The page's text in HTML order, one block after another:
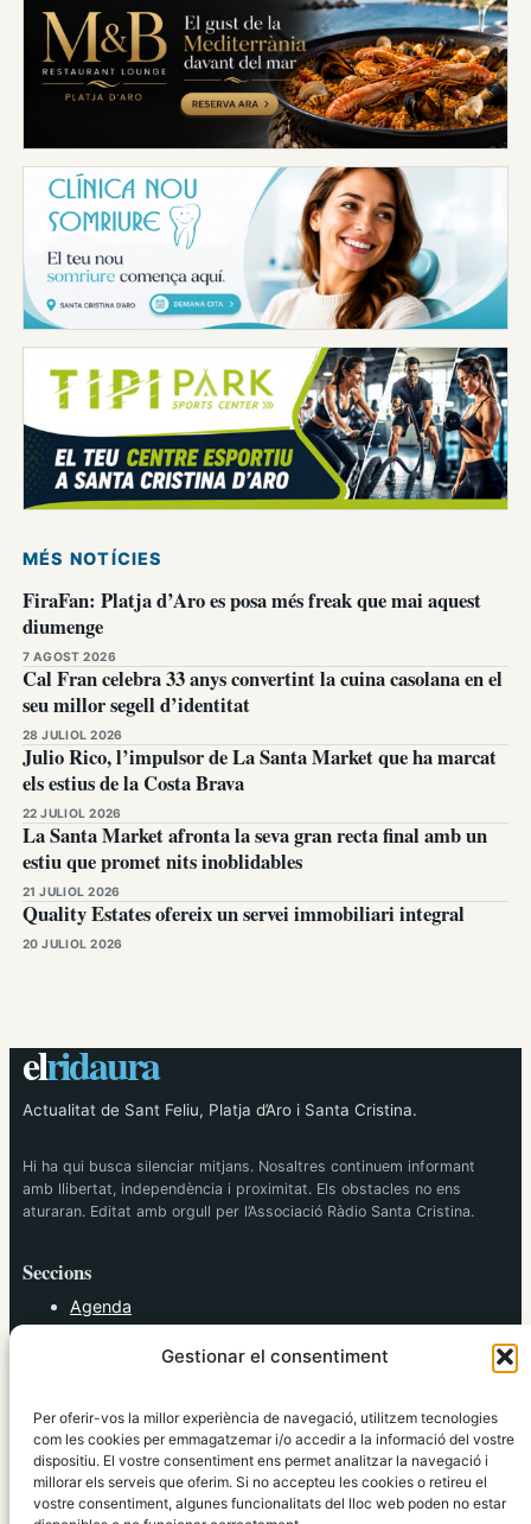
Gestionar el consentiment
Per oferir-vos la millor experiència de navegació, utilitzem tecnologies
com les cookies per emmagatzemar i/o accedir a la informació del vostre
dispositiu. El vostre consentiment ens permet analitzar la navegació i
millorar els serveis que oferim. Si no accepteu les cookies o retireu el
vostre consentiment, algunes funcionalitats del lloc web poden no estar
MÉS NOTÍCIES
FiraFan: Platja d’Aro es posa més freak que mai aquest
diumenge
7 AGOST 2026
Cal Fran celebra 33 anys convertint la cuina casolana en el
seu millor segell d’identitat
28 JULIOL 2026
Julio Rico, l’impulsor de La Santa Market que ha marcat
els estius de la Costa Brava
22 JULIOL 2026
La Santa Market afronta la seva gran recta final amb un
estiu que promet nits inoblidables
21 JULIOL 2026
Quality Estates ofereix un servei immobiliari integral
20 JULIOL 2026
elridaura
Actualitat de Sant Feliu, Platja d’Aro i Santa Cristina.
Hi ha qui busca silenciar mitjans. Nosaltres continuem informant
amb llibertat, independència i proximitat. Els obstacles no ens
aturaran. Editat amb orgull per l’Associació Ràdio Santa Cristina.
Seccions
Agenda
Política
Societat
Tendències